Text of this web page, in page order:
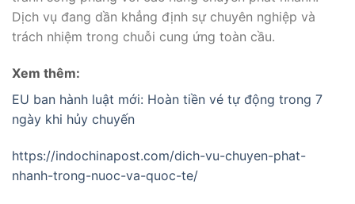
Dịch vụ đang dần khẳng định sự chuyên nghiệp và
trách nhiệm trong chuỗi cung ứng toàn cầu.
Xem thêm:
EU ban hành luật mới: Hoàn tiền vé tự động trong 7
ngày khi hủy chuyến
https://indochinapost.com/dich-vu-chuyen-phat-
nhanh-trong-nuoc-va-quoc-te/